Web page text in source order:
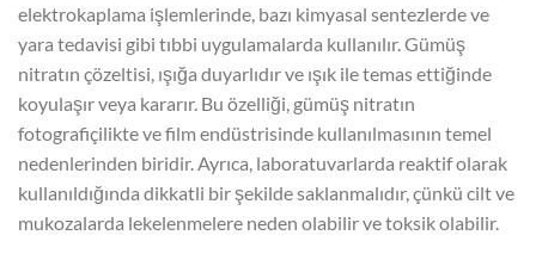
elektrokaplama işlemlerinde, bazı kimyasal sentezlerde ve
yara tedavisi gibi tıbbi uygulamalarda kullanılır. Gümüş
nitratın çözeltisi, ışığa duyarlıdır ve ışık ile temas ettiğinde
koyulaşır veya kararır. Bu özelliği, gümüş nitratın
fotografiçilikte ve film endüstrisinde kullanılmasının temel
nedenlerinden biridir. Ayrıca, laboratuvarlarda reaktif olarak
kullanıldığında dikkatli bir şekilde saklanmalıdır, çünkü cilt ve
mukozalarda lekelenmelere neden olabilir ve toksik olabilir.